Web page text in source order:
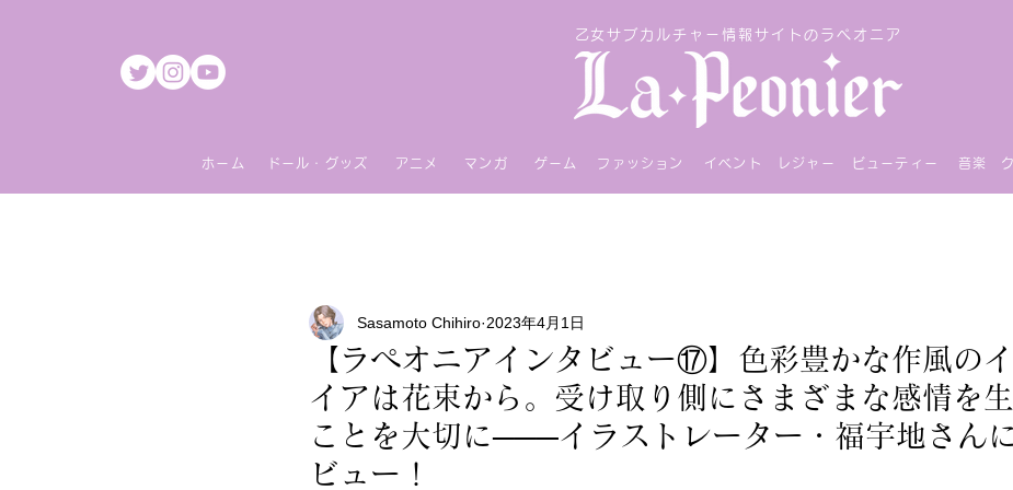
乙女サブカルチャー情報サイトのラペオニア
ホーム ドール・グッズ アニメ マンガ ゲーム ファッション イベント レジャー ビューティー 音楽
【ラペオニアインタビュー⑰】色彩豊かな作風の
イアは花束から。受け取り側にさまざまな感情を
ことを大切に───イラストレーター・福宇地さん
ビュー！
Sasamoto Chihiro 2023年4月1日